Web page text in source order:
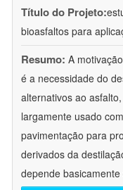
Título do Projeto:
bioasfaltos para
Resumo: A
é a necessidade do
alternativos ao
largamente usado
pavimentação para
derivados da
depende